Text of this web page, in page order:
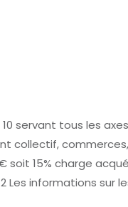
servant tous les
collectif,
soit 15% charge
Les informations sur